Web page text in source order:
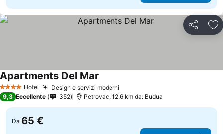
Condividi
4 Stelle Hotel Design e servizi moderni
Apartments Del Mar
9,3 Eccellente 352 Petrovac, 12.6 km da: Budua
Da 65 €